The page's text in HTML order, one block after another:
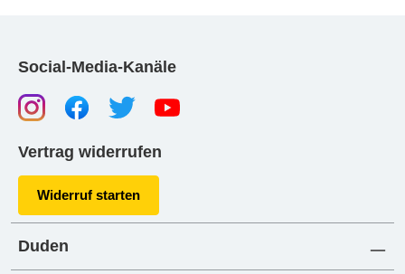
Social-Media-Kanäle
Vertrag widerrufen
Widerruf starten
Duden